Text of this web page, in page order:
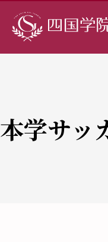
本学サッ